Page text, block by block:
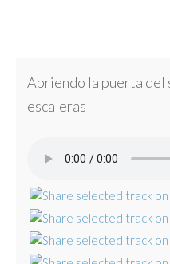
Abriendo la puerta del
escaleras